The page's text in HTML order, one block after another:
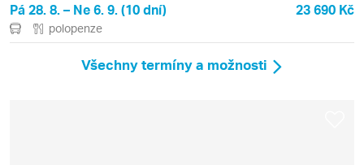
Pá 28. 8. – Ne 6. 9. (10 dní) 23 690 Kč
polopenze
Všechny termíny a možnosti